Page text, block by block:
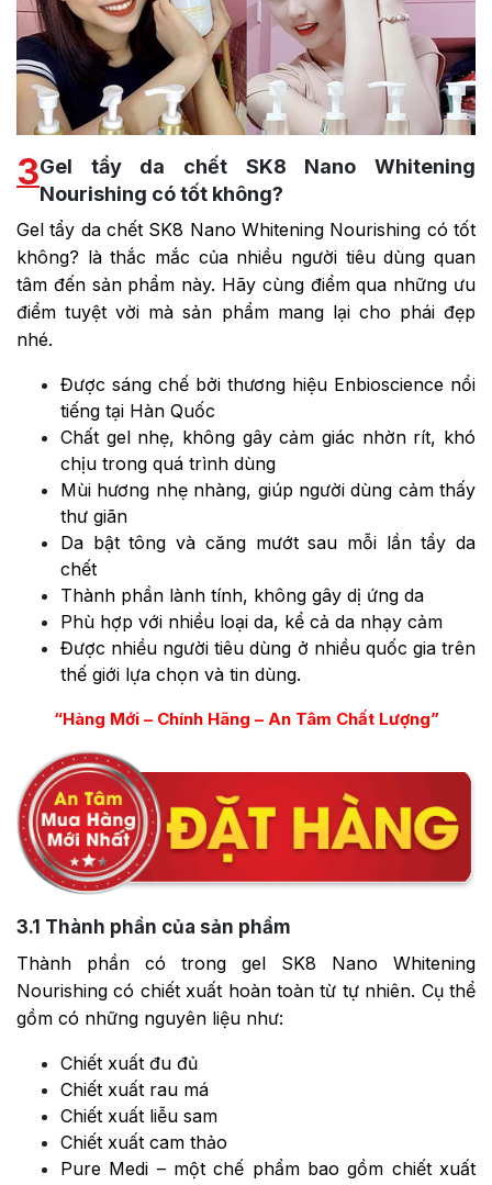
3Gel tẩy da chết SK8 Nano Whitening
Nourishing có tốt không?
Gel tẩy da chết SK8 Nano Whitening Nourishing có tốt
không? là thắc mắc của nhiều người tiêu dùng quan
tâm đến sản phẩm này. Hãy cùng điểm qua những ưu
điểm tuyệt vời mà sản phẩm mang lại cho phái đẹp
nhé.
Được sáng chế bởi thương hiệu Enbioscience nổi
tiếng tại Hàn Quốc
Chất gel nhẹ, không gây cảm giác nhờn rít, khó
chịu trong quá trình dùng
Mùi hương nhẹ nhàng, giúp người dùng cảm thấy
thư giãn
Da bật tông và căng mướt sau mỗi lần tẩy da
chết
Thành phần lành tính, không gây dị ứng da
Phù hợp với nhiều loại da, kể cả da nhạy cảm
Được nhiều người tiêu dùng ở nhiều quốc gia trên
thế giới lựa chọn và tin dùng.
“Hàng Mới – Chính Hãng – An Tâm Chất Lượng”
3.1 Thành phần của sản phẩm
Thành phần có trong gel SK8 Nano Whitening
Nourishing có chiết xuất hoàn toàn từ tự nhiên. Cụ thể
gồm có những nguyên liệu như:
Chiết xuất đu đủ
Chiết xuất rau má
Chiết xuất liễu sam
Chiết xuất cam thảo
Pure Medi – một chế phẩm bao gồm chiết xuất